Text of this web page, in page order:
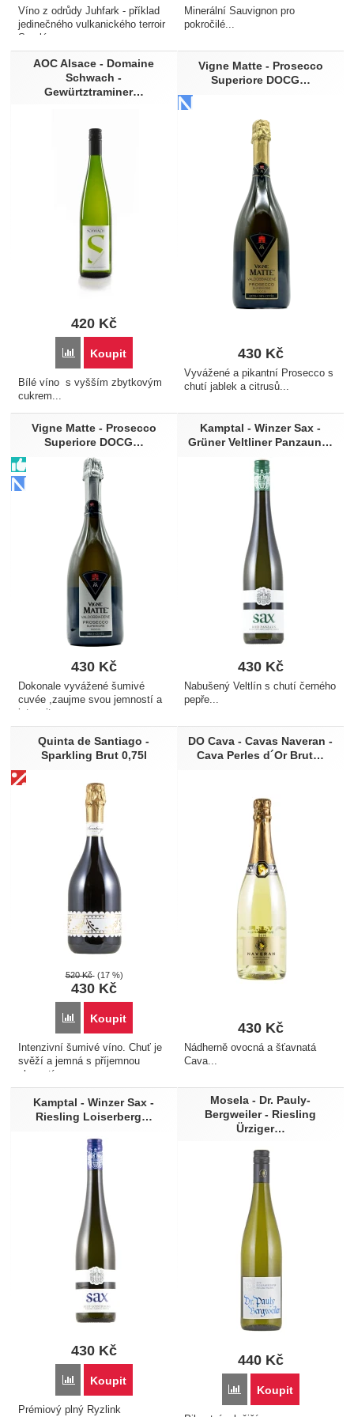
smetanovým celerem
Králík
Krevety
Krůtí maso
Měkký nezrající sýr
Mořské plody
Mušle Sv. Jakuba
Omáčky
Ovčí sýry
Ovocný dezert
Paštika
Pečená kachna
Předkrmy
Ricottová pěna s čerstvou
bazalkou
Ryba
Ryba s aromatickými
bylinkami
Rýžové pokrmy
Sladkovodní bílé ryby
Smažený telecí řízek
Sýry s modrou plísní
Tartar z uzeného pstruha s
Thajské pokrmy
Tuňák
Vepřové
Zralé sýry
Lískové oříšky
Kešu oříšky
Víno z odrůdy Juhfark - příklad
jedinečného vulkanického terroir
Somló...
Minerální Sauvignon pro
pokročilé...
AOC Alsace - Domaine
Schwach -
Gewürtztraminer…
420 Kč
Přidat 'AOC Alsace - Domaine Schwach - Gewürtztraminer
Koupit
Bílé víno s vyšším zbytkovým
cukrem...
Vigne Matte - Prosecco
Superiore DOCG…
430 Kč
Vyvážené a pikantní Prosecco s
chutí jablek a citrusů...
Vigne Matte - Prosecco
Superiore DOCG…
430 Kč
Dokonale vyvážené šumivé
cuvée ,zaujme svou jemností a
intenzitou...
Kamptal - Winzer Sax -
Grüner Veltliner Panzaun…
430 Kč
Nabušený Veltlín s chutí černého
pepře...
Quinta de Santiago -
Sparkling Brut 0,75l
520Kč (17 %)
430 Kč
Přidat 'Quinta de Santiago - Sparkling Brut 0,75l' k porovnání
Koupit
Intenzivní šumivé víno. Chuť je
svěží a jemná s příjemnou
slaností...
DO Cava - Cavas Naveran -
Cava Perles d´Or Brut…
430 Kč
Nádherně ovocná a šťavnatá
Cava...
Kamptal - Winzer Sax -
Riesling Loiserberg…
430 Kč
Přidat 'Kamptal - Winzer Sax - Riesling Loiserberg Kamptal
Koupit
Prémiový plný Ryzlink
Mosela - Dr. Pauly-
Bergweiler - Riesling
Ürziger…
440 Kč
Přidat 'Mosela - Dr.
Koupit